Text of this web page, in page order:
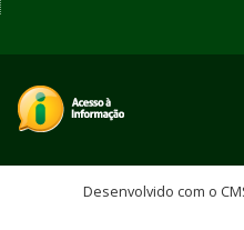
Desenvolvido com o